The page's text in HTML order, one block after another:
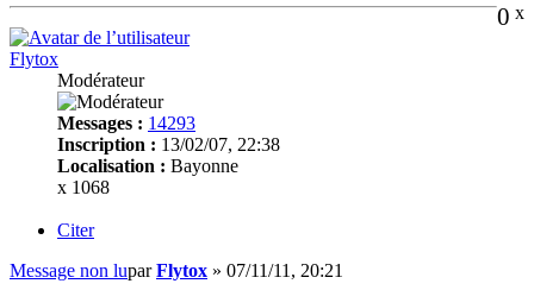
0 x
Flytox
Modérateur
Messages : 14293
Inscription : 13/02/07, 22:38
Localisation : Bayonne
x 1068
Citer
Message non luparFlytox » 07/11/11, 20:21